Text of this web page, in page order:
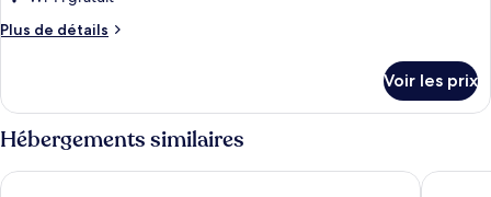
Chambre
Supérieure
Plus de détails
Plus
le
type
de
Chambre
Voir les prix
Hébergements similaires
Hotel Czarny Potok Resort SPA & Conference